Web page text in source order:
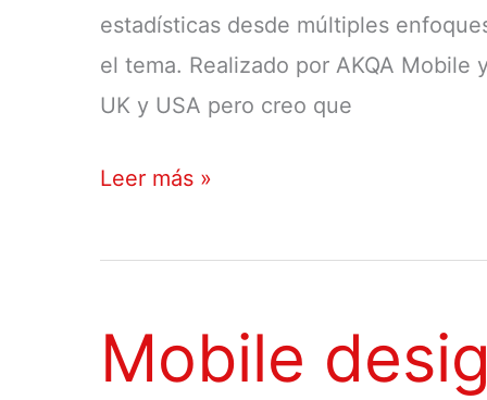
estadísticas desde múltiples
el tema. Realizado por AKQA
UK y USA pero creo que
Uso
Internet
Leer más »
Mobile